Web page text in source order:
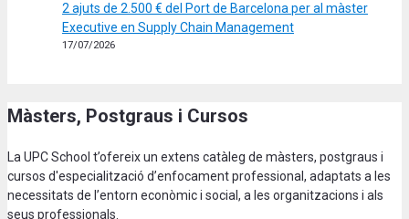
2 ajuts de 2.500 € del Port de Barcelona per al màster
Executive en Supply Chain Management
17/07/2026
Màsters, Postgraus i Cursos
La UPC School t’ofereix un extens catàleg de màsters, postgraus i
cursos d'especialització d’enfocament professional, adaptats a les
necessitats de l’entorn econòmic i social, a les organitzacions i als
seus professionals.